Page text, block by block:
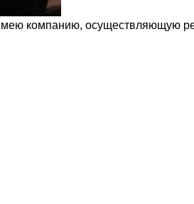
компанию, осуществляющую